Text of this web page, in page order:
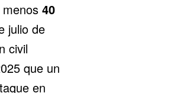
40
julio de
civil
que un
en